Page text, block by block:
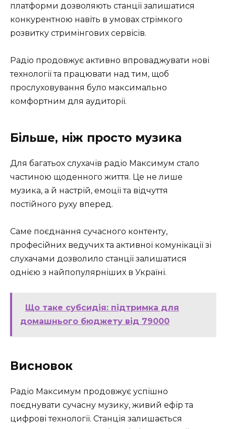
платформи дозволяють станції залишатися
конкурентною навіть в умовах стрімкого
розвитку стримінгових сервісів.
Радіо продовжує активно впроваджувати нові
технології та працювати над тим, щоб
прослуховування було максимально
комфортним для аудиторії.
Більше, ніж просто музика
Для багатьох слухачів радіо Максимум стало
частиною щоденного життя. Це не лише
музика, а й настрій, емоції та відчуття
постійного руху вперед.
Саме поєднання сучасного контенту,
професійних ведучих та активної комунікації зі
слухачами дозволило станції залишатися
однією з найпопулярніших в Україні.
Що таке субсидія: підтримка для
домашнього бюджету від 79000
Висновок
Радіо Максимум продовжує успішно
поєднувати сучасну музику, живий ефір та
цифрові технології. Станція залишається